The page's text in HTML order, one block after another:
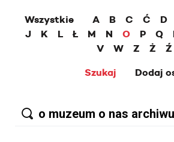
Wszystkie A B C Ć D
J
K L Ł M N O P Q
V
W Z Ż
Ź
Szukaj
Dodaj